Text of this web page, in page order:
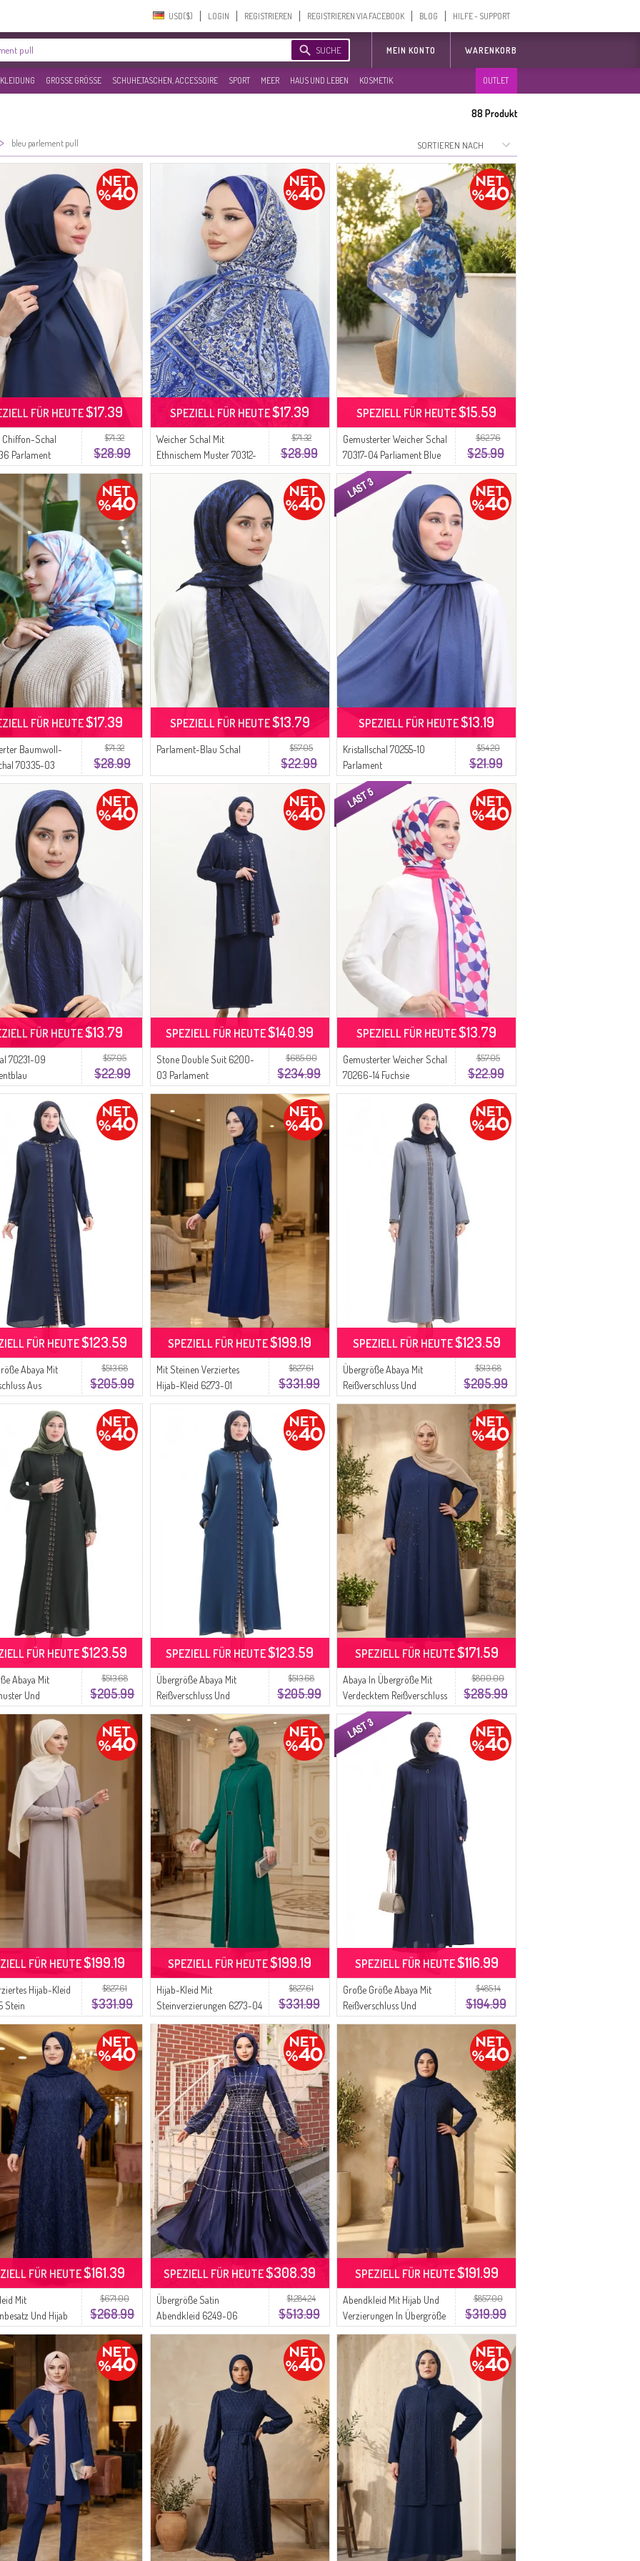
USD($)‎ LOGIN REGISTRIEREN REGISTRIEREN VIA FACEBOOK BLOG HILFE - SUPPORT
SUCHE MEIN KONTO WARENKORB
GROSSE GRÖSSE SCHUHE,TASCHEN, ACCESSOIRE SPORT MEER HAUS UND LEBEN KOSMETIK OUTLET
88Produkt
> bleu parlement pull
$71.32
$28.99
Chiffon-Schal
Parlament
FÜR HEUTE$17.39
$71.32
$28.99
Weicher Schal Mit
Ethnischem Muster 70312-
08 Parlament
SPEZIELL FÜR HEUTE$17.39
$62.76
$25.99
Gemusterter Weicher Schal
70317-04 Parliament Blue
SPEZIELL FÜR HEUTE$15.59
$71.32
$28.99
Baumwoll-
70335-03
Blue
FÜR HEUTE$17.39
$57.05
$22.99
Parlament-Blau Schal
SPEZIELL FÜR HEUTE$13.79
$54.20
$21.99
Kristallschal 70255-10
Parlament
SPEZIELL FÜR HEUTE$13.19
$57.05
$22.99
70231-09
FÜR HEUTE$13.79
$685.00
$234.99
Stone Double Suit 6200-
03 Parlament
SPEZIELL FÜR HEUTE$140.99
$57.05
$22.99
Gemusterter Weicher Schal
70266-14 Fuchsie
Parlament
SPEZIELL FÜR HEUTE$13.79
$513.68
$205.99
Abaya Mit
Aus
6183-04
FÜR HEUTE$123.59
$827.61
$331.99
Mit Steinen Verziertes
Hijab-Kleid 6273-01
Parlament
SPEZIELL FÜR HEUTE$199.19
$513.68
$205.99
Übergröße Abaya Mit
Reißverschluss Und
Wabenmuster 6183-03
Grau
SPEZIELL FÜR HEUTE$123.59
$513.68
$205.99
Abaya Mit
Und
6183-01
FÜR HEUTE$123.59
$513.68
$205.99
Übergröße Abaya Mit
Reißverschluss Und
Wabenmuster 6183-02
Indigo
SPEZIELL FÜR HEUTE$123.59
$800.00
$285.99
Abaya In Übergröße Mit
Verdecktem Reißverschluss
Und Verzierungen 6388-
02 Parliament
SPEZIELL FÜR HEUTE$171.59
$827.61
$331.99
Hijab-Kleid
Stein
FÜR HEUTE$199.19
$827.61
$331.99
Hijab-Kleid Mit
Steinverzierungen 6273-04
Smaragdgrün
SPEZIELL FÜR HEUTE$199.19
$485.14
$194.99
Große Größe Abaya Mit
Reißverschluss Und
Nähstücken 6177-02
SPEZIELL FÜR HEUTE$116.99
$671.00
$268.99
Mit
Und Hijab
6262-04
FÜR HEUTE$161.39
$1,284.24
$513.99
Übergröße Satin
Abendkleid 6249-06
Parliament
SPEZIELL FÜR HEUTE$308.39
$857.00
$319.99
Abendkleid Mit Hijab Und
Verzierungen In Übergröße
6356-04 Parliament
SPEZIELL FÜR HEUTE$191.99